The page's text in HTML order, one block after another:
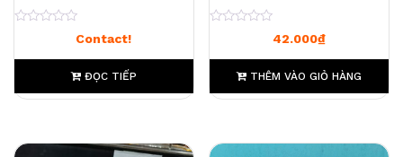
Contact!
ĐỌC TIẾP
42.000₫
THÊM VÀO GIỎ HÀNG